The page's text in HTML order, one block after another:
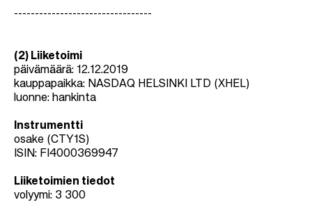
---------------------------------
(2) Liiketoimi
päivämäärä: 12.12.2019
kauppapaikka: NASDAQ HELSINKI LTD (XHEL)
luonne: hankinta
Instrumentti
osake (CTY1S)
ISIN: FI4000369947
Liiketoimien tiedot
volyymi: 3 300